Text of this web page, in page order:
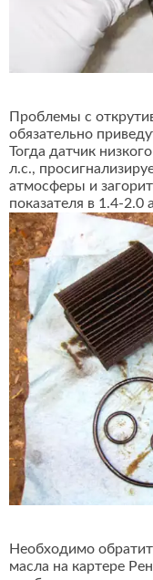
Проблемы с
обязательно
Тогда датчик
л.с.,
атмосферы и
показателя в 1.4-
Необходимо
масла на картере